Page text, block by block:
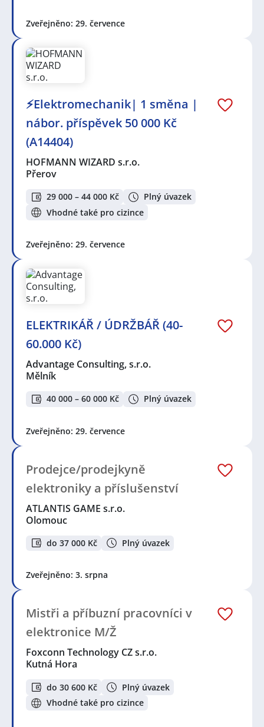
Zveřejněno: 29. července
⚡Elektromechanik| 1 směna |
nábor. příspěvek 50 000 Kč
(A14404)
HOFMANN WIZARD s.r.o.
Přerov
29 000 – 44 000 Kč
Plný úvazek
Vhodné také pro cizince
Zveřejněno: 29. července
ELEKTRIKÁŘ / ÚDRŽBÁŘ (40-
60.000 Kč)
Advantage Consulting, s.r.o.
Mělník
40 000 – 60 000 Kč Plný úvazek
Zveřejněno: 29. července
Prodejce/prodejkyně
elektroniky a příslušenství
ATLANTIS GAME s.r.o.
Olomouc
do 37 000 Kč Plný úvazek
Zveřejněno: 3. srpna
Mistři a příbuzní pracovníci v
elektronice M/Ž
Foxconn Technology CZ s.r.o.
Kutná Hora
do 30 600 Kč
Plný úvazek
Vhodné také pro cizince